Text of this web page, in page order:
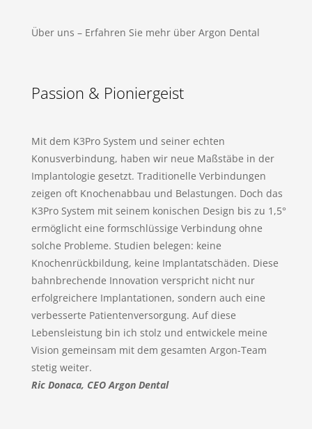
Über uns – Erfahren Sie mehr über Argon Dental
Passion & Pioniergeist
Mit dem K3Pro System und seiner echten
Konusverbindung, haben wir neue Maßstäbe in der
Implantologie gesetzt. Traditionelle Verbindungen
zeigen oft Knochenabbau und Belastungen. Doch das
K3Pro System mit seinem konischen Design bis zu 1,5°
ermöglicht eine formschlüssige Verbindung ohne
solche Probleme. Studien belegen: keine
Knochenrückbildung, keine Implantatschäden. Diese
bahnbrechende Innovation verspricht nicht nur
erfolgreichere Implantationen, sondern auch eine
verbesserte Patientenversorgung. Auf diese
Lebensleistung bin ich stolz und entwickele meine
Vision gemeinsam mit dem gesamten Argon-Team
stetig weiter.
Ric Donaca, CEO Argon Dental